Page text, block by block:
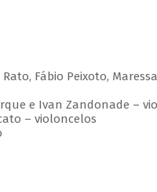
Fábio Peixoto,
e Ivan Zandonade –
– violoncelos